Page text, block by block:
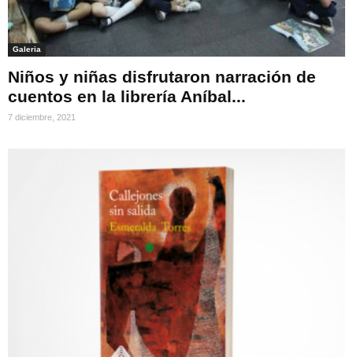
Galeria
Niños y niñas disfrutaron narración de
cuentos en la librería Aníbal...
7 diciembre, 2021